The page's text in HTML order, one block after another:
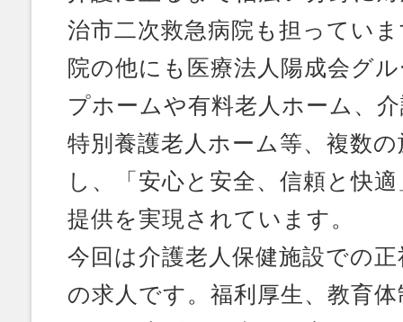
治市二次救急病院も担ってい
院の他にも医療法人陽成会グ
プホームや有料老人ホーム、
特別養護老人ホーム等、複数
し、「安心と安全、信頼と快
提供を実現されています。
今回は介護老人保健施設での
の求人です。福利厚生、教育